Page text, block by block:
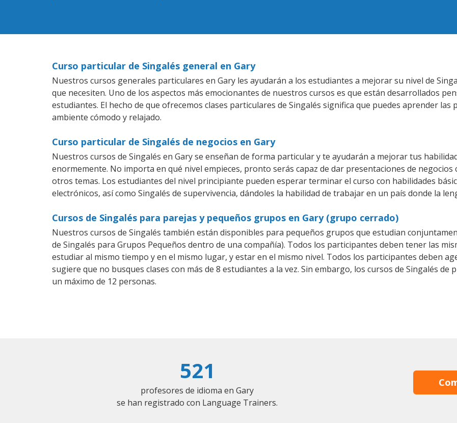
Curso particular de Singalés general en Gary
Nuestros cursos generales particulares en Gary les ayudarán a los estudiantes a mejorar su nivel de
que necesiten. Uno de los aspectos más emocionantes de nuestros cursos es que están desarrollados
estudiantes. El hecho de que ofrecemos clases particulares de Singalés significa que puedes aprender las
ambiente cómodo y relajado.
Curso particular de Singalés de negocios en Gary
Nuestros cursos de Singalés en Gary se enseñan de forma particular y te ayudarán a mejorar tus
enormemente. No importa en qué nivel empieces, pronto serás capaz de dar presentaciones de
otros temas. Los estudiantes del nivel principiante pueden esperar terminar el curso con habilidades
electrónicos, así como Singalés de supervivencia, dándoles la habilidad de trabajar en un país donde la
Cursos de Singalés para parejas y pequeños grupos en Gary (grupo cerrado)
Nuestros cursos de Singalés también están disponibles para pequeños grupos que estudian
de Singalés para Grupos Pequeños dentro de una compañía). Todos los participantes deben tener las
estudiar al mismo tiempo y en el mismo lugar, y estar en el mismo nivel. Todos los participantes deben
sugiere que no busques clases con más de 8 estudiantes a la vez. Sin embargo, los cursos de Singalés
un máximo de 12 personas.
521
profesores de idioma en Gary
se han registrado con Language Trainers.